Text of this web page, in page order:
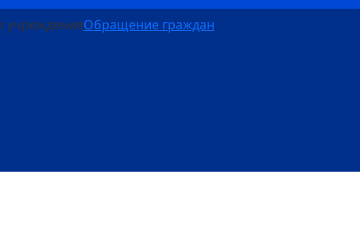
учрежденияОбращение граждан